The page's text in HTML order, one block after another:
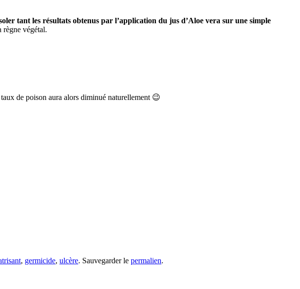
tant les résultats obtenus par l’application du jus d’Aloe vera sur une simple
règne végétal.
de poison aura alors diminué naturellement 😉
, germicide, ulcère. Sauvegarder le permalien.